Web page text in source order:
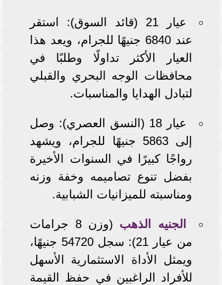
عيار 21 (قائد السوق): استقر
عند 6840 جنيهًا للجرام، ويعد هذا
العيار الأكثر تداولًا وطلبًا في
محافظات الوجه البحري والقبلي
لتبادل الهدايا والمناسبات.
عيار 18 (النسق العصري): وصل
إلى 5863 جنيهًا للجرام، ويشهد
رواجًا كبيرًا في السنوات الأخيرة
بفضل تنوع تصاميمه وخفة وزنه
ومناسبته للميزانيات الشبابية.
الجنيه الذهب
(وزن 8 جرامات
من عيار 21): سجل 54720 جنيهًا،
ويمثل الأداة الاستثمارية الأسهل
للأفراد الراغبين في حفظ القيمة